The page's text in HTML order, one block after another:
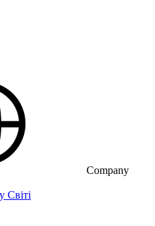
Company
Світі